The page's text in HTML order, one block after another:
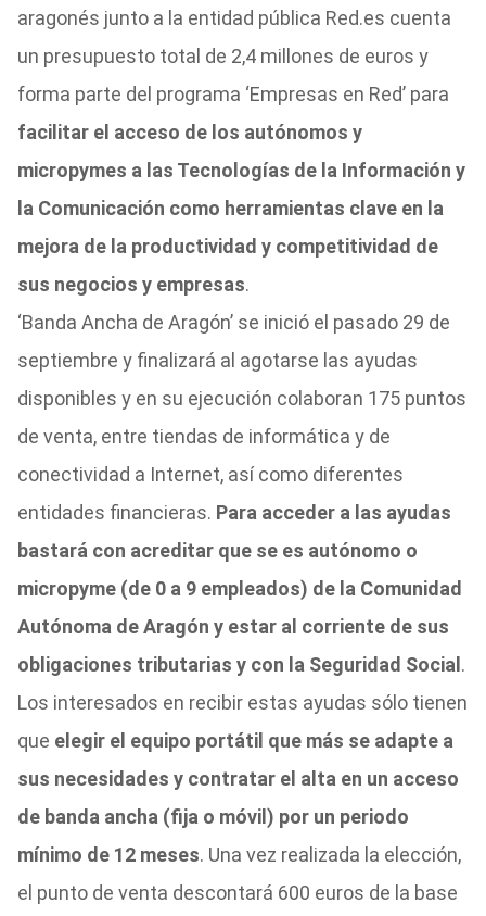
aragonés junto a la entidad pública Red.es cuenta
un presupuesto total de 2,4 millones de euros y
forma parte del programa ‘Empresas en Red’ para
facilitar el acceso de los autónomos y
micropymes a las Tecnologías de la Información y
la Comunicación como herramientas clave en la
mejora de la productividad y competitividad de
sus negocios y empresas.
‘Banda Ancha de Aragón’ se inició el pasado 29 de
septiembre y finalizará al agotarse las ayudas
disponibles y en su ejecución colaboran 175 puntos
de venta, entre tiendas de informática y de
conectividad a Internet, así como diferentes
entidades financieras. Para acceder a las ayudas
bastará con acreditar que se es autónomo o
micropyme (de 0 a 9 empleados) de la Comunidad
Autónoma de Aragón y estar al corriente de sus
obligaciones tributarias y con la Seguridad Social .
Los interesados en recibir estas ayudas sólo tienen
que elegir el equipo portátil que más se adapte a
sus necesidades y contratar el alta en un acceso
de banda ancha (fija o móvil) por un periodo
mínimo de 12 meses. Una vez realizada la elección,
el punto de venta descontará 600 euros de la base